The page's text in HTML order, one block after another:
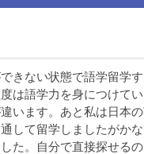
きない状態で語学留学す
は語学力を身につけて
います。あと私は日本
して留学しましたがか
た。自分で直接探せる